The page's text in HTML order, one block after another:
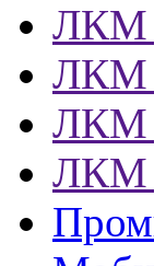
ЛКМ
ЛКМ
ЛКМ
ЛКМ